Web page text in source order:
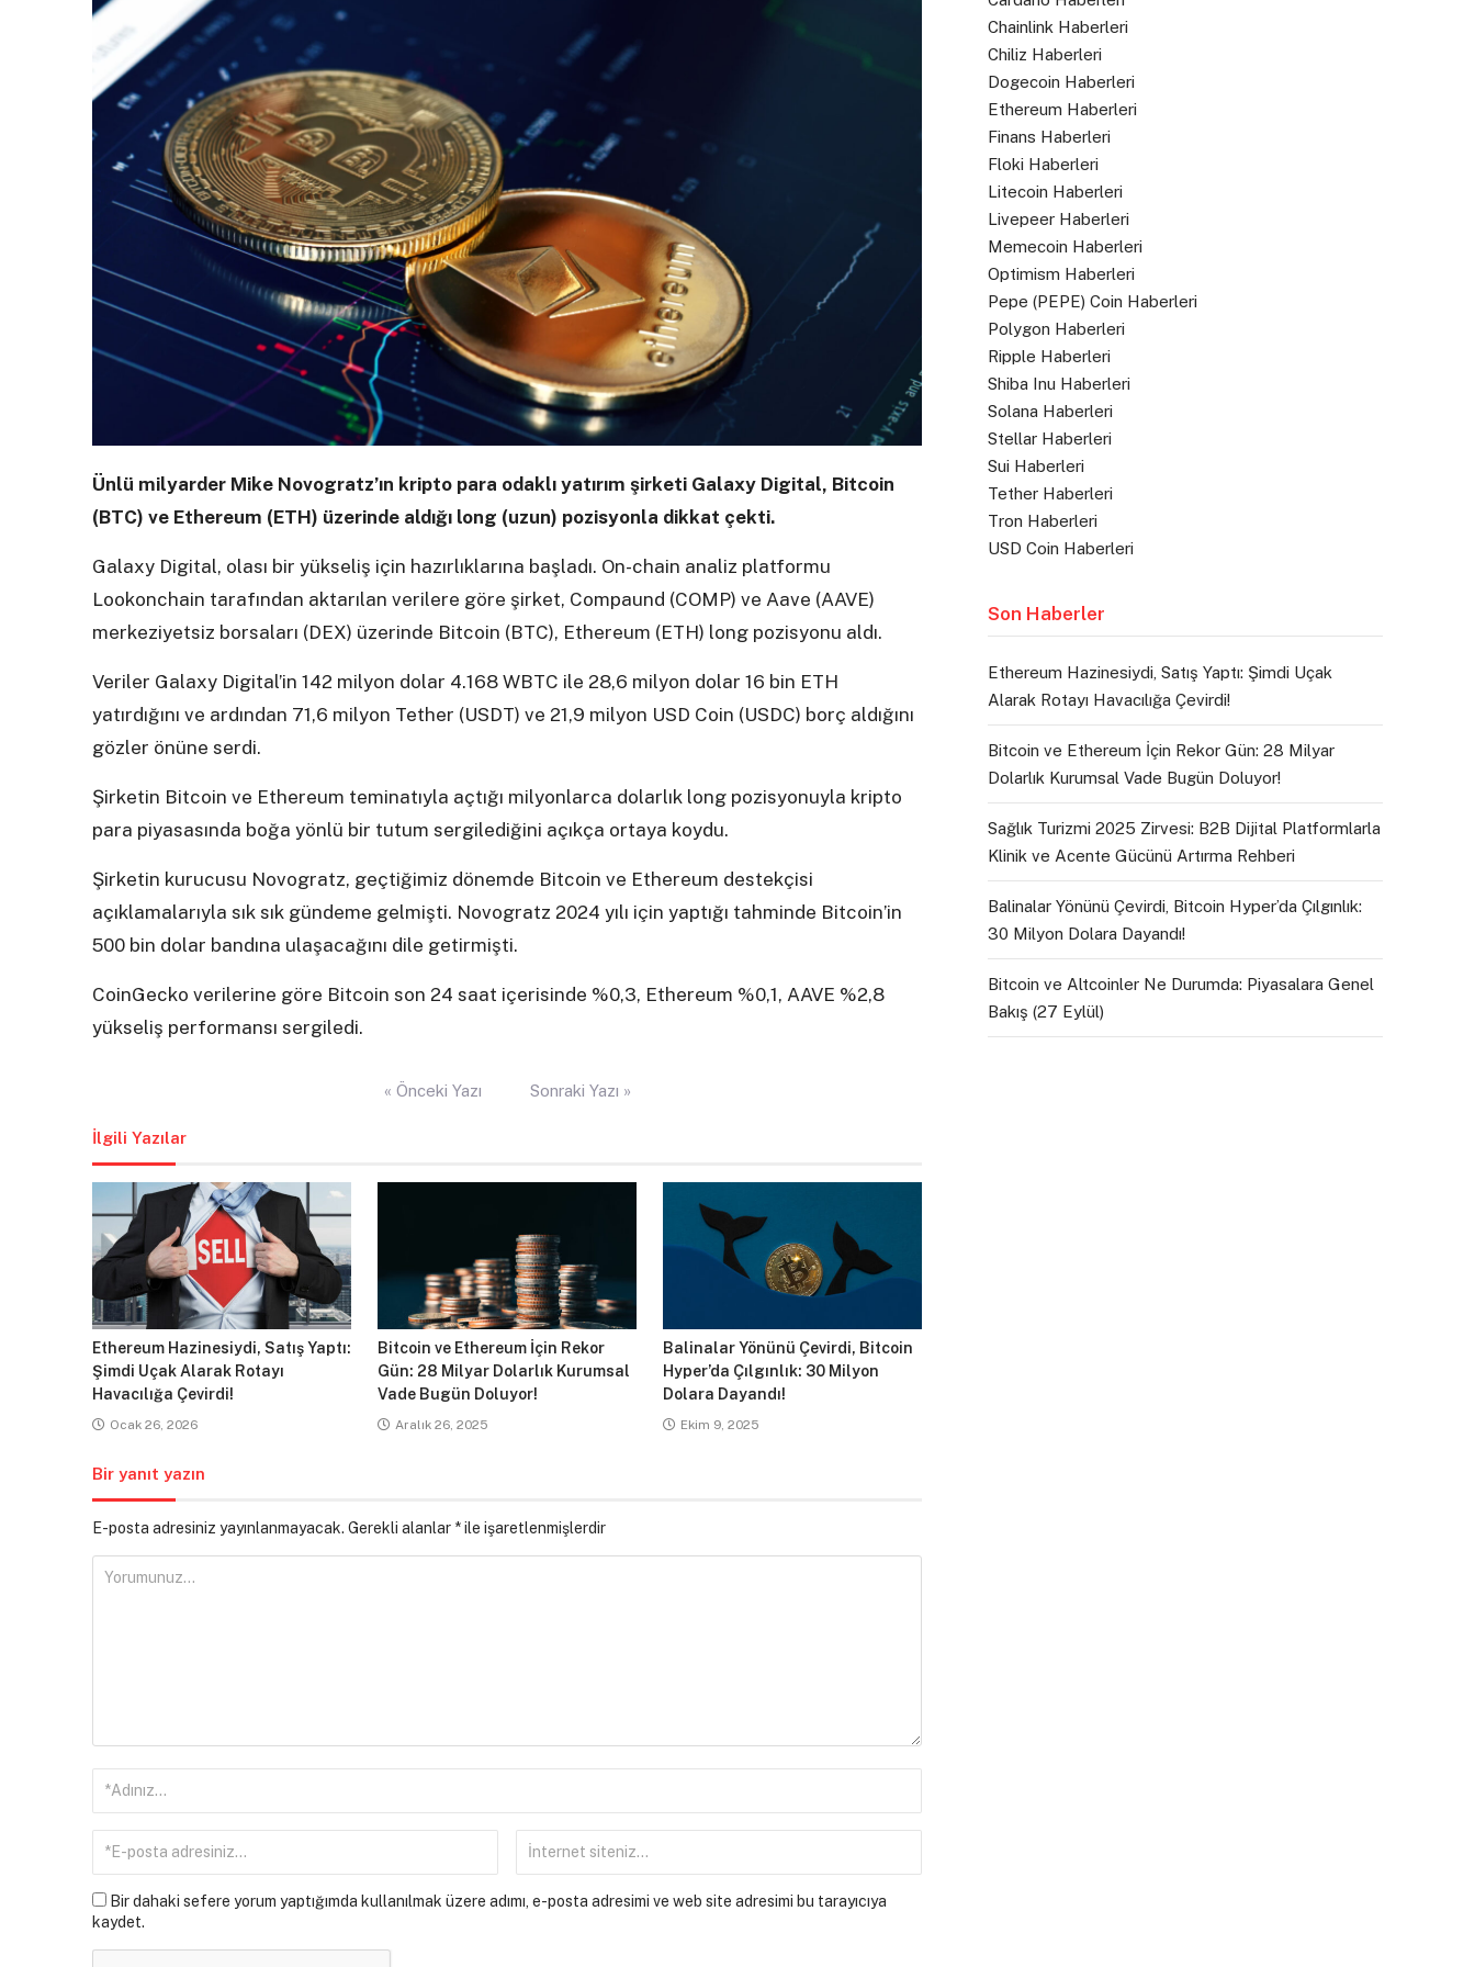
Ünlü milyarder Mike Novogratz’ın kripto para odaklı yatırım şirketi Galaxy Digital, Bitcoin
(BTC) ve Ethereum (ETH) üzerinde aldığı long (uzun) pozisyonla dikkat çekti.
Galaxy Digital, olası bir yükseliş için hazırlıklarına başladı. On-chain analiz platformu
Lookonchain tarafından aktarılan verilere göre şirket, Compaund (COMP) ve Aave (AAVE)
merkeziyetsiz borsaları (DEX) üzerinde Bitcoin (BTC), Ethereum (ETH) long pozisyonu aldı.
Veriler Galaxy Digital’in 142 milyon dolar 4.168 WBTC ile 28,6 milyon dolar 16 bin ETH
yatırdığını ve ardından 71,6 milyon Tether (USDT) ve 21,9 milyon USD Coin (USDC) borç aldığını
gözler önüne serdi.
Şirketin Bitcoin ve Ethereum teminatıyla açtığı milyonlarca dolarlık long pozisyonuyla kripto
para piyasasında boğa yönlü bir tutum sergilediğini açıkça ortaya koydu.
Şirketin kurucusu Novogratz, geçtiğimiz dönemde Bitcoin ve Ethereum destekçisi
açıklamalarıyla sık sık gündeme gelmişti. Novogratz 2024 yılı için yaptığı tahminde Bitcoin’in
500 bin dolar bandına ulaşacağını dile getirmişti.
CoinGecko verilerine göre Bitcoin son 24 saat içerisinde %0,3, Ethereum %0,1, AAVE %2,8
yükseliş performansı sergiledi.
« Önceki Yazı Sonraki Yazı »
İlgili Yazılar
Ethereum Hazinesiydi, Satış Yaptı:
Şimdi Uçak Alarak Rotayı
Havacılığa Çevirdi!
Ocak 26, 2026
Bitcoin ve Ethereum İçin Rekor
Gün: 28 Milyar Dolarlık Kurumsal
Vade Bugün Doluyor!
Aralık 26, 2025
Balinalar Yönünü Çevirdi, Bitcoin
Hyper’da Çılgınlık: 30 Milyon
Dolara Dayandı!
Ekim 9, 2025
Bir yanıt yazın
E-posta adresiniz yayınlanmayacak. Gerekli alanlar *ile işaretlenmişlerdir
Bir dahaki sefere yorum yaptığımda kullanılmak üzere adımı, e-posta adresimi ve web site adresimi bu tarayıcıya
kaydet.
Chainlink Haberleri
Chiliz Haberleri
Dogecoin Haberleri
Ethereum Haberleri
Finans Haberleri
Floki Haberleri
Litecoin Haberleri
Livepeer Haberleri
Memecoin Haberleri
Optimism Haberleri
Pepe (PEPE) Coin Haberleri
Polygon Haberleri
Ripple Haberleri
Shiba Inu Haberleri
Solana Haberleri
Stellar Haberleri
Sui Haberleri
Tether Haberleri
Tron Haberleri
USD Coin Haberleri
Son Haberler
Ethereum Hazinesiydi, Satış Yaptı: Şimdi Uçak
Alarak Rotayı Havacılığa Çevirdi!
Bitcoin ve Ethereum İçin Rekor Gün: 28 Milyar
Dolarlık Kurumsal Vade Bugün Doluyor!
Sağlık Turizmi 2025 Zirvesi: B2B Dijital Platformlarla
Klinik ve Acente Gücünü Artırma Rehberi
Balinalar Yönünü Çevirdi, Bitcoin Hyper’da Çılgınlık:
30 Milyon Dolara Dayandı!
Bitcoin ve Altcoinler Ne Durumda: Piyasalara Genel
Bakış (27 Eylül)